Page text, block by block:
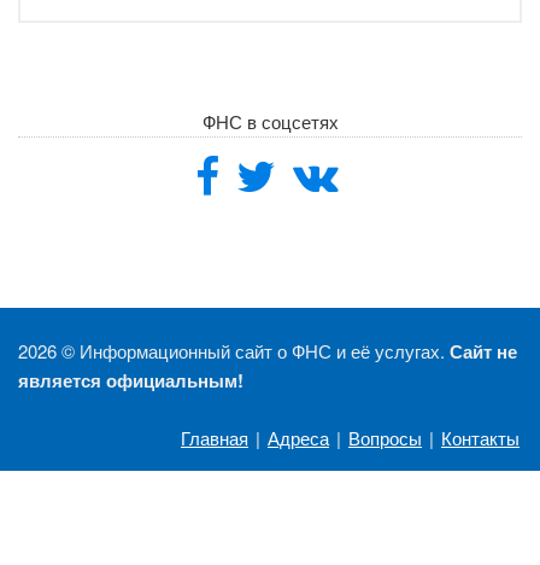
ФНС в соцсетях
2026 © Информационный сайт о ФНС и её услугах. Сайт не
является официальным!
Главная | Адреса | Вопросы | Контакты